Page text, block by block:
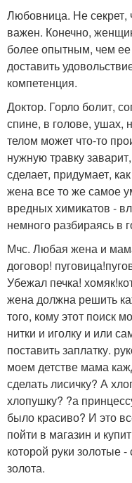
Любовница. Не секрет,
важен. Конечно,
более опытным, чем
доставить
компетенция.
Доктор. Горло болит,
спине, в голове,
телом может что-то
нужную травку
сделает, придумает,
жена все то же самое
вредных химикатов -
немного разбираясь в
Мчс. Любая жена и
договор!
Убежал печка!
жена должна решить
того, кому этот поиск
нитки и иголку и или
поставить заплатку.
моем детстве мама
сделать лисичку? А
хлопушку? ?а
было красиво? И это
пойти в магазин и
которой руки золотые
золота.